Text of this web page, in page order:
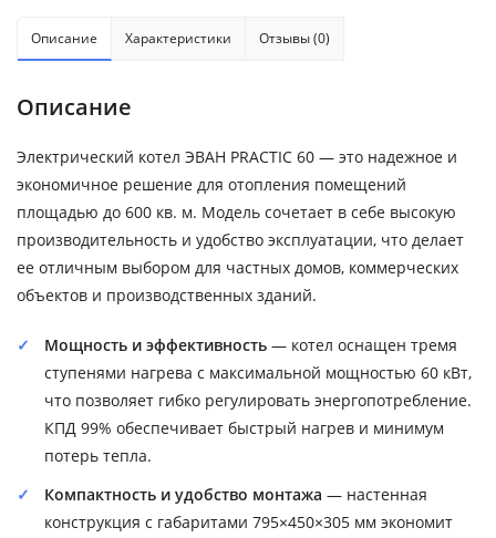
Описание Характеристики Отзывы (0)
Описание
Электрический котел ЭВАН PRACTIC 60 — это надежное и
экономичное решение для отопления помещений
площадью до 600 кв. м. Модель сочетает в себе высокую
производительность и удобство эксплуатации, что делает
ее отличным выбором для частных домов, коммерческих
объектов и производственных зданий.
Мощность и эффективность — котел оснащен тремя
ступенями нагрева с максимальной мощностью 60 кВт,
что позволяет гибко регулировать энергопотребление.
КПД 99% обеспечивает быстрый нагрев и минимум
потерь тепла.
Компактность и удобство монтажа — настенная
конструкция с габаритами 795×450×305 мм экономит